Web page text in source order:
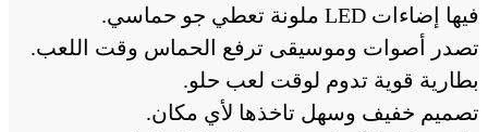
فيها إضاءات LED ملونة تعطي جو حماسي.
تصدر أصوات وموسيقى ترفع الحماس وقت اللعب.
بطارية قوية تدوم لوقت لعب حلو.
تصميم خفيف وسهل تاخذها لأي مكان.